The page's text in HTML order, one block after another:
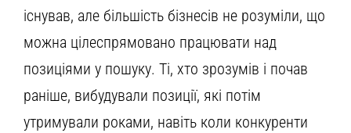
існував, але більшість бізнесів не розуміли, що
можна цілеспрямовано працювати над
позиціями у пошуку. Ті, хто зрозумів і почав
раніше, вибудували позиції, які потім
утримували роками, навіть коли конкуренти